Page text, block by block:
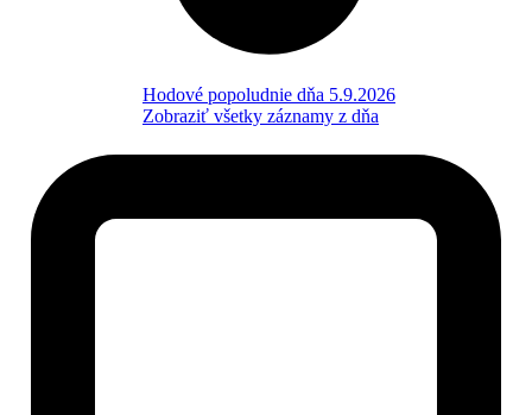
Hodové popoludnie dňa 5.9.2026
Zobraziť všetky záznamy z dňa